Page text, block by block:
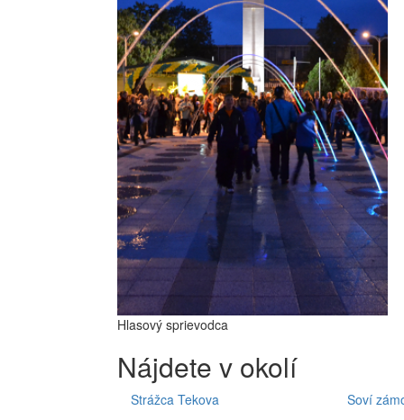
Hlasový sprievodca
Nájdete v okolí
Strážca Tekova Soví